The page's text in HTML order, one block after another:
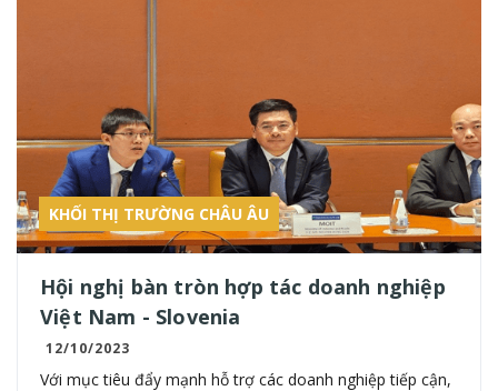
KHỐI THỊ TRƯỜNG CHÂU ÂU
Hội nghị bàn tròn hợp tác doanh nghiệp
Việt Nam - Slovenia
12/10/2023
Với mục tiêu đẩy mạnh hỗ trợ các doanh nghiệp tiếp cận,